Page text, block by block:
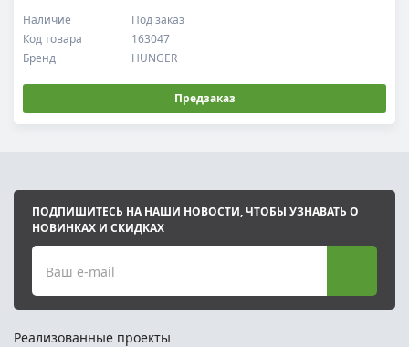
Код товара 163047
Наличие Под заказ
Бренд HUNGER
Предзаказ
ПОДПИШИТЕСЬ НА НАШИ НОВОСТИ, ЧТОБЫ УЗНАВАТЬ О
НОВИНКАХ И СКИДКАХ
Ваш e-mail
Реализованные проекты